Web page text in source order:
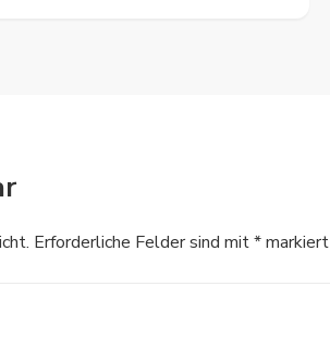
Erforderliche Felder sind mit*markiert